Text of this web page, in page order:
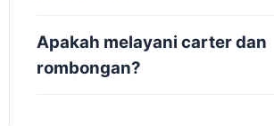
Apakah melayani carter dan
rombongan?